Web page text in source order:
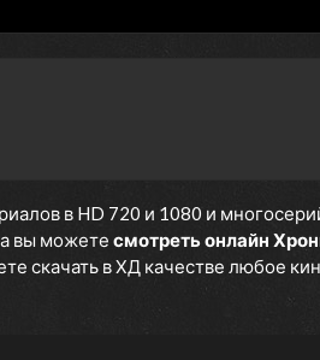
в HD 720 и 1080 и
вы можете смотреть онлайн
скачать в ХД качестве любое